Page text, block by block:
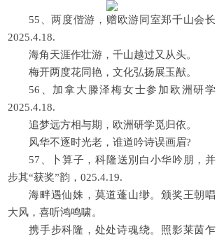
55、两度偕游，赠欧游同室郑千山会长
2025.4.18.
海角天涯作壮游，千山越过又从头。
梅开两度花同艳，文化弘扬展玉猷。
56、加拿大滕泽梅女士参加欧洲研学
2025.4.18.
追梦远方相与期，欧洲研学觅归依。
风华不逐时光老，谁道吟诗误画眉?
57、卜算子，科隆送別白小华吟朋，并
步其“获奖”韵，025.4.19.
海畔遇仙姝，莫道蓬山缈。颁奖王朝唱
大风，喜听鸿鸣啸。
携手步科隆，处处诗魂绕。照影莱茵乍